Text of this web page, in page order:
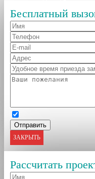
Бесплатный
ЗАКРЫТЬ
Рассчитать